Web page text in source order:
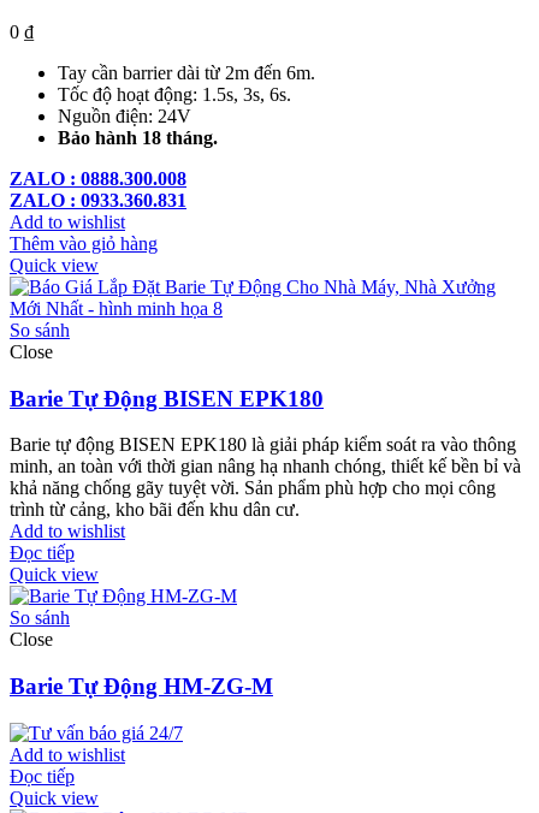
0 ₫
Tay cần barrier dài từ 2m đến 6m.
Tốc độ hoạt động: 1.5s, 3s, 6s.
Nguồn điện: 24V
Bảo hành 18 tháng.
ZALO : 0888.300.008
ZALO : 0933.360.831
Add to wishlist
Thêm vào giỏ hàng
Quick view
So sánh
Close
Barie Tự Động BISEN EPK180
Barie tự động BISEN EPK180 là giải pháp kiểm soát ra vào thông
minh, an toàn với thời gian nâng hạ nhanh chóng, thiết kế bền bỉ và
khả năng chống gãy tuyệt vời. Sản phẩm phù hợp cho mọi công
trình từ cảng, kho bãi đến khu dân cư.
Add to wishlist
Đọc tiếp
Quick view
So sánh
Close
Barie Tự Động HM-ZG-M
Add to wishlist
Đọc tiếp
Quick view